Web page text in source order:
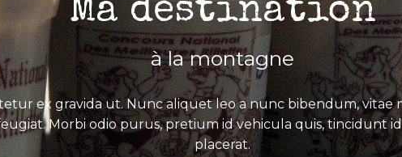
Ma destination
à la montagne
ex gravida ut. Nunc aliquet leo a nunc bibendum, vitae
Morbi odio purus, pretium id vehicula quis, tincidunt
placerat.